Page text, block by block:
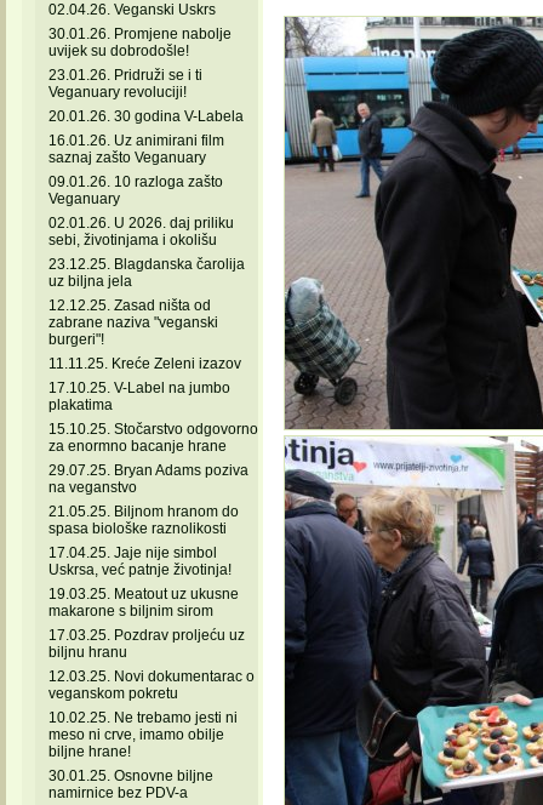
02.04.26. Veganski Uskrs
30.01.26. Promjene nabolje
uvijek su dobrodošle!
23.01.26. Pridruži se i ti
Veganuary revoluciji!
20.01.26. 30 godina V-Labela
16.01.26. Uz animirani film
saznaj zašto Veganuary
09.01.26. 10 razloga zašto
Veganuary
02.01.26. U 2026. daj priliku
sebi, životinjama i okolišu
23.12.25. Blagdanska čarolija
uz biljna jela
12.12.25. Zasad ništa od
zabrane naziva "veganski
burgeri"!
11.11.25. Kreće Zeleni izazov
17.10.25. V-Label na jumbo
plakatima
15.10.25. Stočarstvo odgovorno
za enormno bacanje hrane
29.07.25. Bryan Adams poziva
na veganstvo
21.05.25. Biljnom hranom do
spasa biološke raznolikosti
17.04.25. Jaje nije simbol
Uskrsa, već patnje životinja!
19.03.25. Meatout uz ukusne
makarone s biljnim sirom
17.03.25. Pozdrav proljeću uz
biljnu hranu
12.03.25. Novi dokumentarac o
veganskom pokretu
10.02.25. Ne trebamo jesti ni
meso ni crve, imamo obilje
biljne hrane!
30.01.25. Osnovne biljne
namirnice bez PDV-a